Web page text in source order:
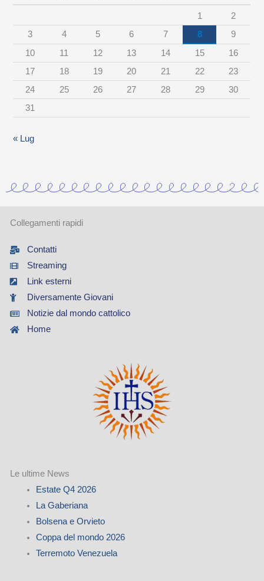
r
c
i
1
2
3
4 5 6 7 8
9
10
11 12 13 14 15
16
17
18 19 20 21 22
23
24
25 26 27 28 29
30
31
« Lug
Collegamenti rapidi
Contatti
Streaming
Link esterni
Diversamente Giovani
Notizie dal mondo cattolico
Home
Le ultime News
Estate Q4 2026
La Gaberiana
Bolsena e Orvieto
Coppa del mondo 2026
Terremoto Venezuela